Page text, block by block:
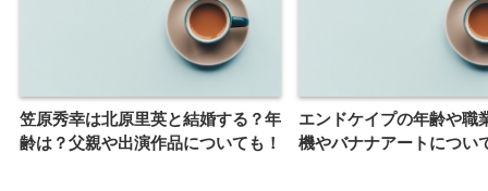
笠原秀幸は北原里英と結婚する？年
齢は？父親や出演作品についても！
エンドケイプの年齢や職
機やバナナアートについ